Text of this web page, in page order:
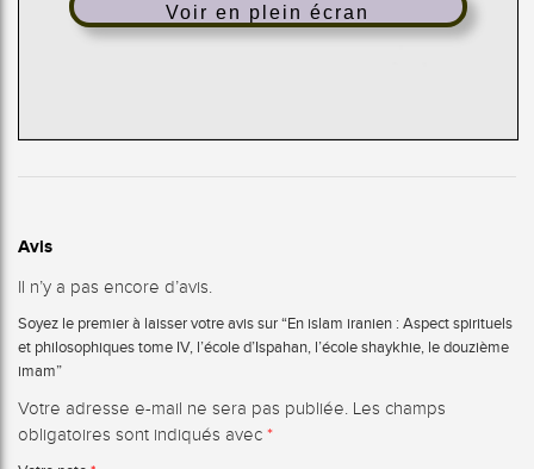
Voir en plein écran
Avis
Il n’y a pas encore d’avis.
Soyez le premier à laisser votre avis sur “En islam iranien : Aspect spirituels
et philosophiques tome IV, l’école d’Ispahan, l’école shaykhie, le douzième
imam”
Votre adresse e-mail ne sera pas publiée. Les champs
obligatoires sont indiqués avec *